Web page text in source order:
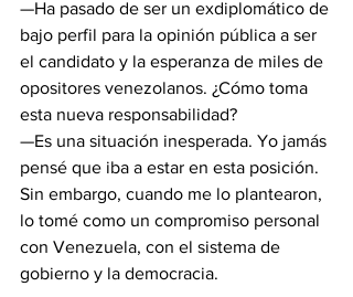
—Ha pasado de ser un exdiplomático de
bajo perfil para la opinión pública a ser
el candidato y la esperanza de miles de
opositores venezolanos. ¿Cómo toma
esta nueva responsabilidad?
—Es una situación inesperada. Yo jamás
pensé que iba a estar en esta posición.
Sin embargo, cuando me lo plantearon,
lo tomé como un compromiso personal
con Venezuela, con el sistema de
gobierno y la democracia.